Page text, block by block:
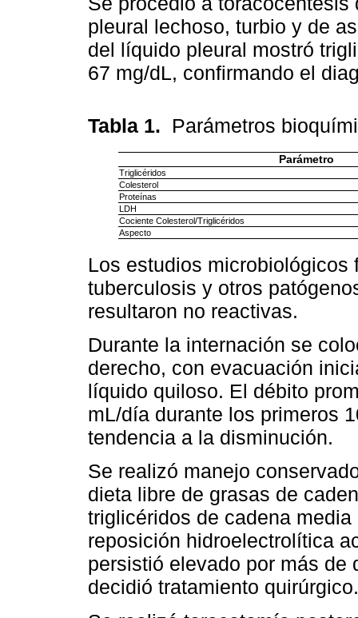
pleural lechoso, turbio y de
del líquido pleural mostró
67 mg/dL, confirmando el
Tabla 1. Parámetros
Parámetro
Triglicéridos
Colesterol
Proteínas
LDH
Cociente Colesterol/Triglicéridos
Aspecto
Los estudios
tuberculosis y otros
resultaron no reactivas.
Durante la internación se
derecho, con evacuación
líquido quiloso. El débito
mL/día durante los primeros
tendencia a la disminución.
Se realizó manejo
dieta libre de grasas de
triglicéridos de cadena
reposición hidroelectrolítica
persistió elevado por más de
decidió tratamiento quirúrgico.